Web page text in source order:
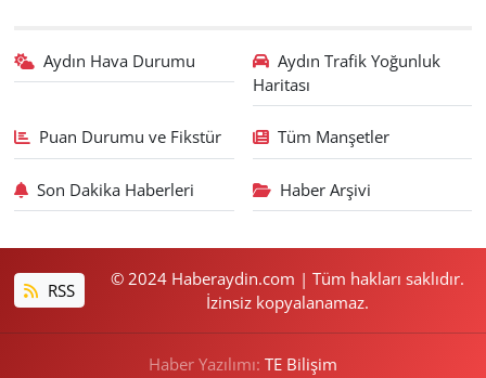
Aydın Hava Durumu
Aydın Trafik Yoğunluk
Haritası
Puan Durumu ve Fikstür Tüm Manşetler
Son Dakika Haberleri Haber Arşivi
RSS
© 2024 Haberaydin.com | Tüm hakları saklıdır.
İzinsiz kopyalanamaz.
Haber Yazılımı: TE Bilişim